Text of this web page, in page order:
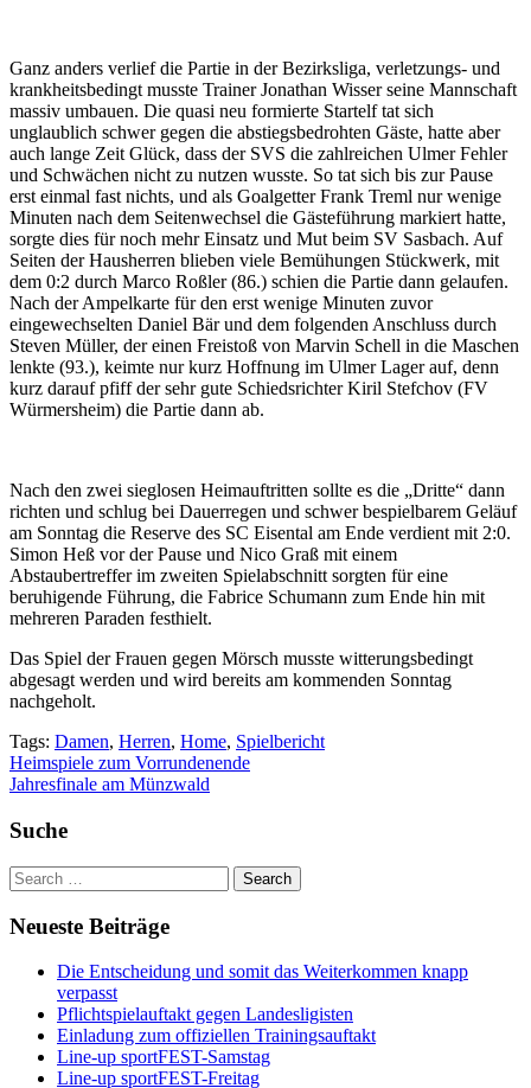
Ganz anders verlief die Partie in der Bezirksliga, verletzungs- und
krankheitsbedingt musste Trainer Jonathan Wisser seine Mannschaft
massiv umbauen. Die quasi neu formierte Startelf tat sich
unglaublich schwer gegen die abstiegsbedrohten Gäste, hatte aber
auch lange Zeit Glück, dass der SVS die zahlreichen Ulmer Fehler
und Schwächen nicht zu nutzen wusste. So tat sich bis zur Pause
erst einmal fast nichts, und als Goalgetter Frank Treml nur wenige
Minuten nach dem Seitenwechsel die Gästeführung markiert hatte,
sorgte dies für noch mehr Einsatz und Mut beim SV Sasbach. Auf
Seiten der Hausherren blieben viele Bemühungen Stückwerk, mit
dem 0:2 durch Marco Roßler (86.) schien die Partie dann gelaufen.
Nach der Ampelkarte für den erst wenige Minuten zuvor
eingewechselten Daniel Bär und dem folgenden Anschluss durch
Steven Müller, der einen Freistoß von Marvin Schell in die Maschen
lenkte (93.), keimte nur kurz Hoffnung im Ulmer Lager auf, denn
kurz darauf pfiff der sehr gute Schiedsrichter Kiril Stefchov (FV
Würmersheim) die Partie dann ab.
Nach den zwei sieglosen Heimauftritten sollte es die „Dritte“ dann
richten und schlug bei Dauerregen und schwer bespielbarem Geläuf
am Sonntag die Reserve des SC Eisental am Ende verdient mit 2:0.
Simon Heß vor der Pause und Nico Graß mit einem
Abstaubertreffer im zweiten Spielabschnitt sorgten für eine
beruhigende Führung, die Fabrice Schumann zum Ende hin mit
mehreren Paraden festhielt.
Das Spiel der Frauen gegen Mörsch musste witterungsbedingt
abgesagt werden und wird bereits am kommenden Sonntag
nachgeholt.
Tags: Damen, Herren, Home, Spielbericht
Beitragsnavigation
Heimspiele zum Vorrundenende
Jahresfinale am Münzwald
Suche
Neueste Beiträge
Die Entscheidung und somit das Weiterkommen knapp
verpasst
Pflichtspielauftakt gegen Landesligisten
Einladung zum offiziellen Trainingsauftakt
Line-up sportFEST-Samstag
Line-up sportFEST-Freitag